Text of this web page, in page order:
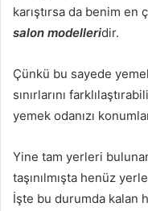
karıştırsa da benim
salon modelleridir.
Çünkü bu sayede
sınırlarını
yemek odanızı
Yine tam yerleri
taşınılmışta henüz
İşte bu durumda kalan